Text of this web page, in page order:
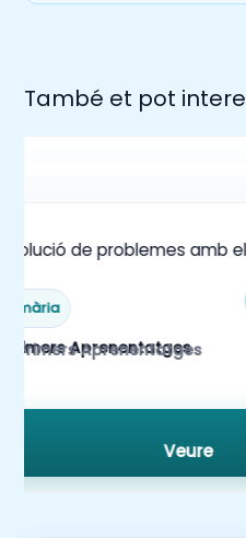
També et pot
de problemes amb
Primària
Primers Aprenentatges
Veure